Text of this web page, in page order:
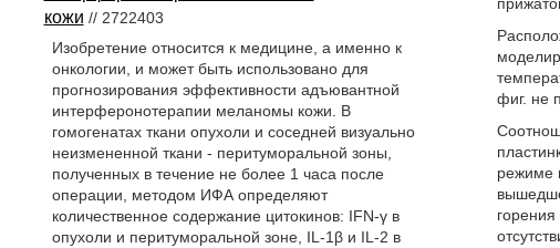
фиг. не
режиме
кожи // 2722403
Изобретение относится к медицине, а именно к
онкологии, и может быть использовано для
прогнозирования эффективности адъювантной
интерферонотерапии меланомы кожи. В
гомогенатах ткани опухоли и соседней визуально
неизмененной ткани - перитуморальной зоны,
полученных в течение не более 1 часа после
операции, методом ИФА определяют
количественное содержание цитокинов: IFN-γ в
опухоли и перитуморальной зоне, IL-1β и IL-2 в